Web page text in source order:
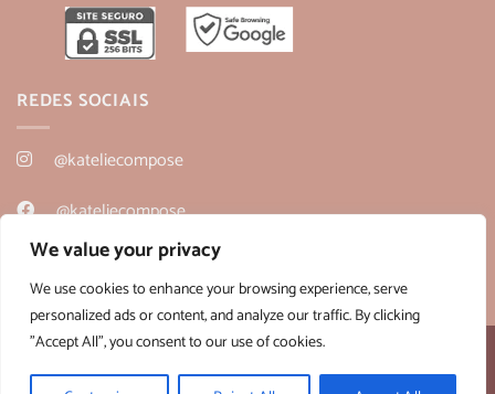
We value your privacy
We use cookies to enhance your browsing experience, serve
personalized ads or content, and analyze our traffic. By clicking
"Accept All", you consent to our use of cookies.
REDES SOCIAIS
@kateliecompose
@kateliecompose
@kateliecompose
Desenvolvido por: B2V-Web